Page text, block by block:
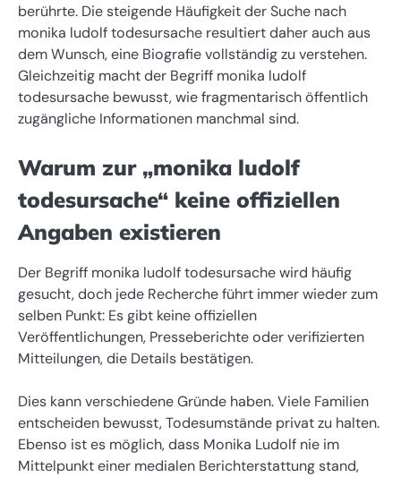
berührte. Die steigende Häufigkeit der Suche nach
monika ludolf todesursache resultiert daher auch aus
dem Wunsch, eine Biografie vollständig zu verstehen.
Gleichzeitig macht der Begriff monika ludolf
todesursache bewusst, wie fragmentarisch öffentlich
zugängliche Informationen manchmal sind.
Warum zur „monika ludolf
todesursache“ keine offiziellen
Angaben existieren
Der Begriff monika ludolf todesursache wird häufig
gesucht, doch jede Recherche führt immer wieder zum
selben Punkt: Es gibt keine offiziellen
Veröffentlichungen, Presseberichte oder verifizierten
Mitteilungen, die Details bestätigen.
Dies kann verschiedene Gründe haben. Viele Familien
entscheiden bewusst, Todesumstände privat zu halten.
Ebenso ist es möglich, dass Monika Ludolf nie im
Mittelpunkt einer medialen Berichterstattung stand,